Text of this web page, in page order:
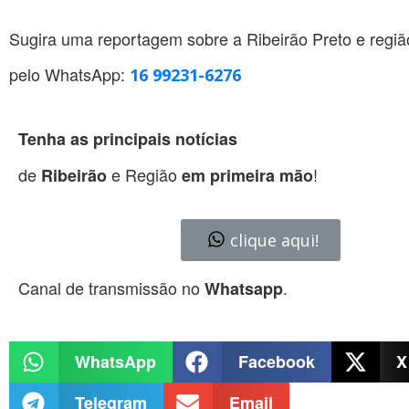
Sugira uma reportagem sobre a Ribeirão Preto e
pelo WhatsApp: 16 99231-6276
Tenha as principais notícias
de Ribeirãoe Região em primeira mão!
clique aqui!
Canal de transmissão no Whatsapp.
WhatsApp Facebook
X
Telegram
Email